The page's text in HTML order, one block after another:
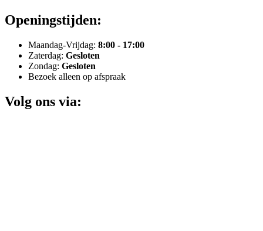
Openingstijden:
Maandag-Vrijdag: 8:00 - 17:00
Zaterdag: Gesloten
Zondag: Gesloten
Bezoek alleen op afspraak
Volg ons via: